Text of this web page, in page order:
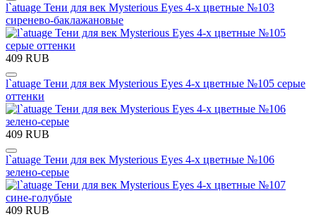
l`atuage Тени для век Mysterious Eyes 4-х цветные №103
сиренево-баклажановые
409 RUB
l`atuage Тени для век Mysterious Eyes 4-х цветные №105 серые
оттенки
409 RUB
l`atuage Тени для век Mysterious Eyes 4-х цветные №106
зелено-серые
409 RUB